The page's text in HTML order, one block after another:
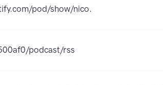
pod/show/nico.
podcast/rss